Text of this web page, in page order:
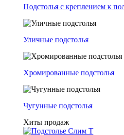
Подстолья с креплением к
Уличные подстолья
Хромированные подстолья
Чугунные подстолья
Хиты продаж